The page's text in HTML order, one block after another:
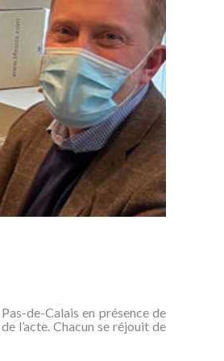
de-Calais en présence de
l’acte. Chacun se réjouit de